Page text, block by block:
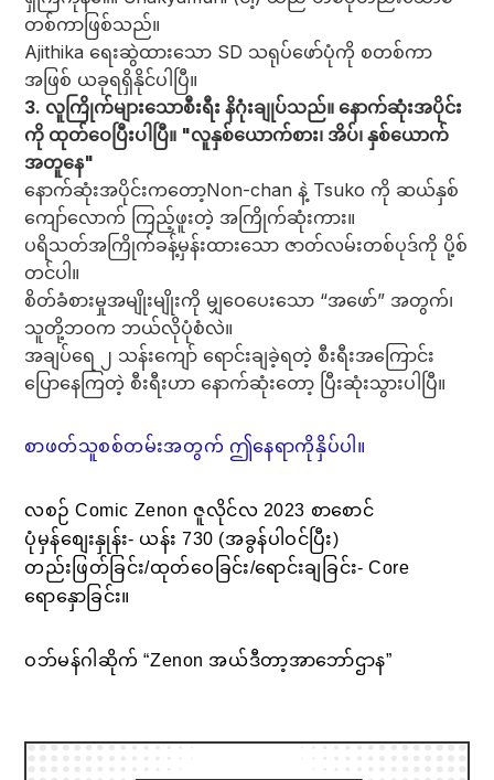
တစ်ကာဖြစ်သည်။
Ajithika ရေးဆွဲထားသော SD သရုပ်ဖော်ပုံကို စတစ်ကာ
အဖြစ် ယခုရရှိနိုင်ပါပြီ။
3. လူကြိုက်များသောစီးရီး နိဂုံးချုပ်သည်။ နောက်ဆုံးအပိုင်း
ကို ထုတ်ဝေပြီးပါပြီ။ "လူနှစ်ယောက်စား၊ အိပ်၊ နှစ်ယောက်
အတူနေ"
နောက်ဆုံးအပိုင်းကတော့Non-chan နဲ့ Tsuko ကို ဆယ်နှစ်
ကျော်လောက် ကြည့်ဖူးတဲ့ အကြိုက်ဆုံးကား။
ပရိသတ်အကြိုက်ခန့်မှန်းထားသော ဇာတ်လမ်းတစ်ပုဒ်ကို ပို့စ်
တင်ပါ။
စိတ်ခံစားမှုအမျိုးမျိုးကို မျှဝေပေးသော “အဖော်” အတွက်၊
သူတို့ဘဝက ဘယ်လိုပုံစံလဲ။
အချပ်ရေ ၂ သန်းကျော် ရောင်းချခဲ့ရတဲ့ စီးရီးအကြောင်း
ပြောနေကြတဲ့ စီးရီးဟာ နောက်ဆုံးတော့ ပြီးဆုံးသွားပါပြီ။
စာဖတ်သူစစ်တမ်းအတွက် ဤနေရာကိုနှိပ်ပါ။
လစဉ် Comic Zenon ဇူလိုင်လ 2023 စာစောင်
ပုံမှန်စျေးနှုန်း- ယန်း 730 (အခွန်ပါဝင်ပြီး)
တည်းဖြတ်ခြင်း/ထုတ်ဝေခြင်း/ရောင်းချခြင်း- Core
ရောနှောခြင်း။
ဝဘ်မန်ဂါဆိုက် “Zenon အယ်ဒီတာ့အာဘော်ဌာန”